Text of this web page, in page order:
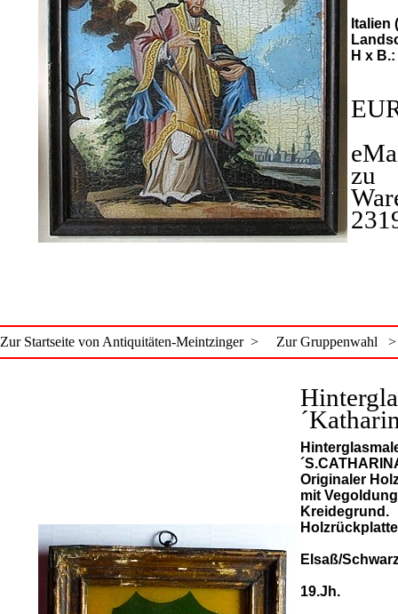
Italien
H x
zu
Zur Startseite von Antiquitäten-Meintzinger > Zur Gruppenwahl >
Originaler
mit
Kreidegrund.
Elsaß/
19.Jh.